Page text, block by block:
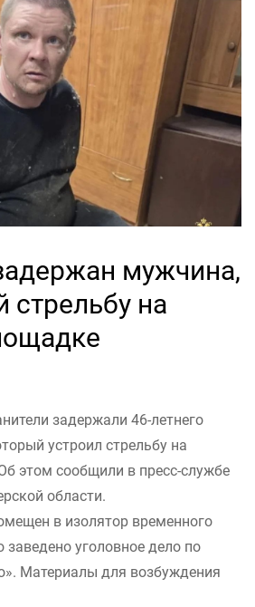
мужчина,
на
задержали 46-летнего
устроил стрельбу на
этом сообщили в пресс-службе
области.
в изолятор временного
заведено уголовное дело по
Материалы для возбуждения